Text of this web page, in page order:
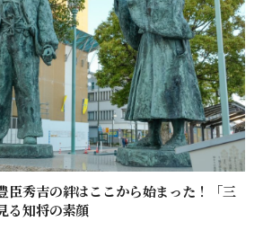
臣秀吉の絆はここから始まった！「三
る知将の素顔